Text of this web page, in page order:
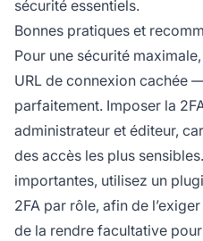
sécurité essentiels.
Bonnes pratiques et
Pour une sécurité
URL de connexion cachée
parfaitement. Imposer la
administrateur et éditeur,
des accès les plus
importantes, utilisez un
2FA par rôle, afin de
de la rendre facultative